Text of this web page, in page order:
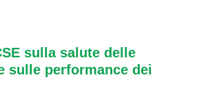
sulla salute delle
sulle performance dei